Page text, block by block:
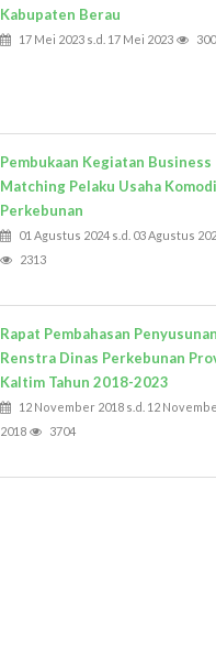
Kabupaten Berau
17 Mei 2023 s.d. 17 Mei 2023
Pembukaan Kegiatan Business
Matching Pelaku Usaha
Perkebunan
01 Agustus 2024 s.d. 03 Agustus
2313
Rapat Pembahasan Penyusunan
Renstra Dinas Perkebunan
Kaltim Tahun 2018-2023
12 November 2018 s.d. 12
2018
3704